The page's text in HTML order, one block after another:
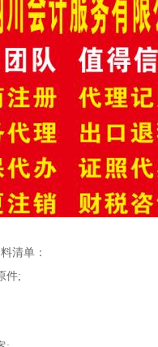
清单：
件;